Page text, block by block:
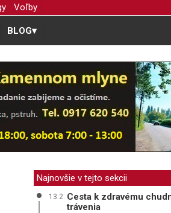
Voľby
BLOG▾
Najnovšie v tejto sekcii
13.2. Cesta k zdravému
trávenia